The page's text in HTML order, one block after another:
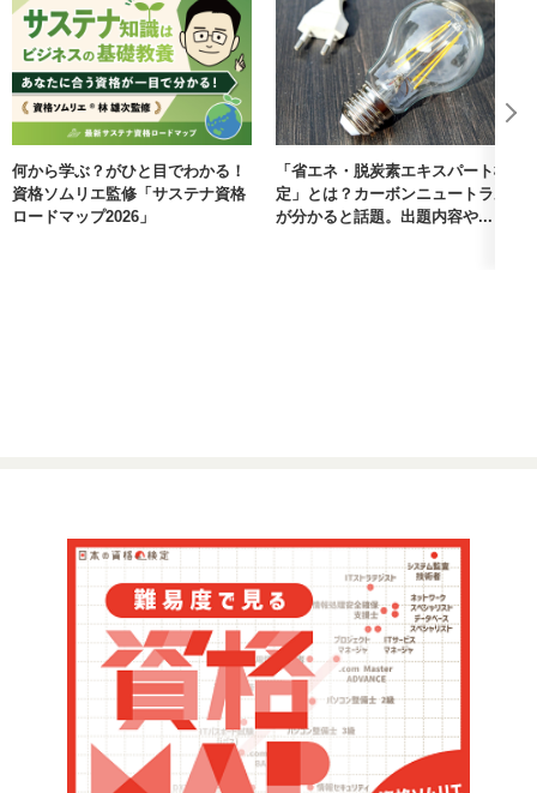
何から学ぶ？がひと目でわかる！
資格ソムリエ監修「サステナ資格
ロードマップ2026」
「省エネ・脱炭素エキスパート検
定」とは？カーボンニュートラル
が分かると話題。出題内容や...